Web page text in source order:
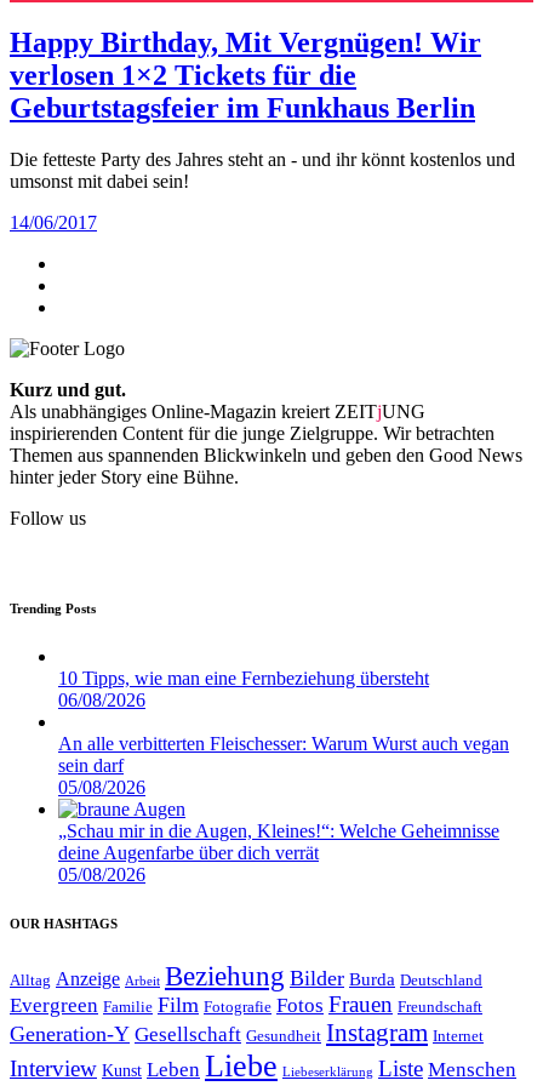
Happy Birthday, Mit Vergnügen! Wir
verlosen 1×2 Tickets für die
Geburtstagsfeier im Funkhaus Berlin
Die fetteste Party des Jahres steht an - und ihr könnt kostenlos und
umsonst mit dabei sein!
14/06/2017
Kurz und gut.
Als unabhängiges Online-Magazin kreiert ZEITjUNG
inspirierenden Content für die junge Zielgruppe. Wir betrachten
Themen aus spannenden Blickwinkeln und geben den Good News
hinter jeder Story eine Bühne.
Follow us
Trending Posts
10 Tipps, wie man eine Fernbeziehung übersteht
06/08/2026
An alle verbitterten Fleischesser: Warum Wurst auch vegan
sein darf
05/08/2026
„Schau mir in die Augen, Kleines!“: Welche Geheimnisse
deine Augenfarbe über dich verrät
05/08/2026
OUR HASHTAGS
Alltag Anzeige Arbeit Beziehung Bilder Burda Deutschland
Evergreen Familie Film Fotografie Fotos Frauen Freundschaft
Generation-Y Gesellschaft Gesundheit Instagram Internet
Interview Kunst Leben Liebe Liebeserklärung Liste Menschen